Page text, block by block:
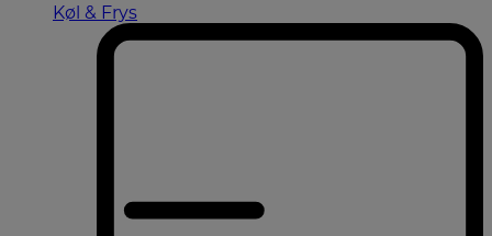
Køl & Frys